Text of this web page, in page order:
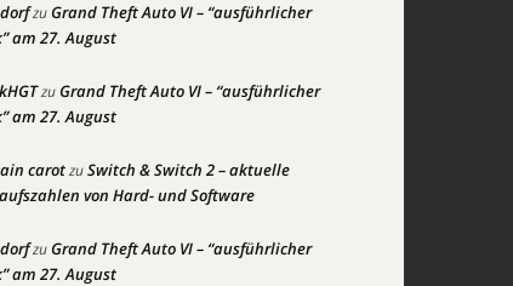
zuGrand Theft Auto VI – “ausführlicher
am 27. August
zuGrand Theft Auto VI – “ausführlicher
am 27. August
carotzuSwitch & Switch 2 – aktuelle
von Hard- und Software
zuGrand Theft Auto VI – “ausführlicher
am 27. August